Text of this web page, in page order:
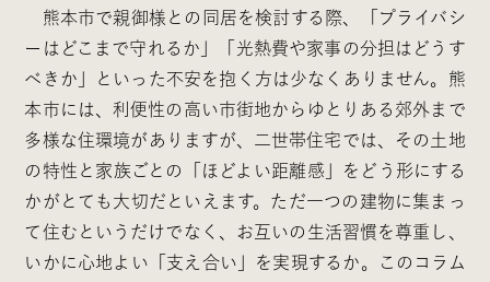
熊本市で親御様との同居を検討する際、「プライバシ
ーはどこまで守れるか」「光熱費や家事の分担はどうす
べきか」といった不安を抱く方は少なくありません。熊
本市には、利便性の高い市街地からゆとりある郊外まで
多様な住環境がありますが、二世帯住宅では、その土地
の特性と家族ごとの「ほどよい距離感」をどう形にする
かがとても大切だといえます。ただ一つの建物に集まっ
て住むというだけでなく、お互いの生活習慣を尊重し、
いかに心地よい「支え合い」を実現するか。このコラム